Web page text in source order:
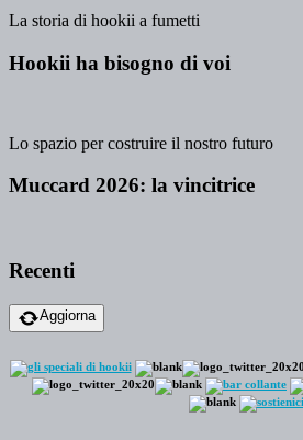
La storia di hookii a fumetti
Hookii ha bisogno di voi
Lo spazio per costruire il nostro futuro
Muccard 2026: la vincitrice
Recenti
Aggiorna